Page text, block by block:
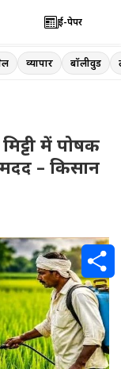
ई-पेपर
व्यापार बॉलीवुड
में पोषक
– किसान
S
h
a